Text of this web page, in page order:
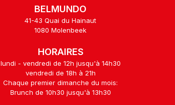
BELMUNDO
41-43 Quai du Hainaut
1080 Molenbeek
HORAIRES
lundi - vendredi de 12h jusqu'à 14h30
vendredi de 18h à 21h
Chaque premier dimanche du mois:
Brunch de 10h30 jusqu'à 13h30